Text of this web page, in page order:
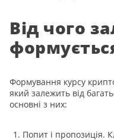
Від чого
Формування курсу
який залежить від
основні з них:
Попит і пропозиція.